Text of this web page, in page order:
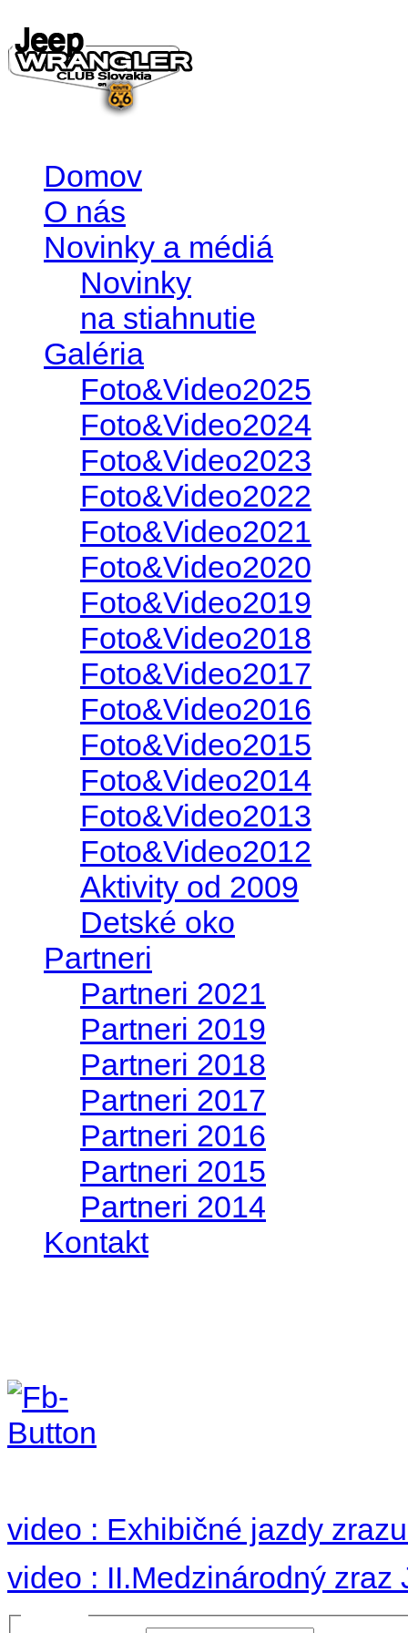
Domov
O nás
Novinky a médiá
Novinky
na stiahnutie
Galéria
Foto&Video2025
Foto&Video2024
Foto&Video2023
Foto&Video2022
Foto&Video2021
Foto&Video2020
Foto&Video2019
Foto&Video2018
Foto&Video2017
Foto&Video2016
Foto&Video2015
Foto&Video2014
Foto&Video2013
Foto&Video2012
Aktivity od 2009
Detské oko
Partneri
Partneri 2021
Partneri 2019
Partneri 2018
Partneri 2017
Partneri 2016
Partneri 2015
Partneri 2014
Kontakt
video : Exhibičné jazdy
video : II.Medzinárodný zraz